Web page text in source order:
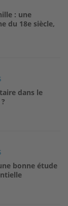
: une
du 18e siècle,
dans le
bonne étude